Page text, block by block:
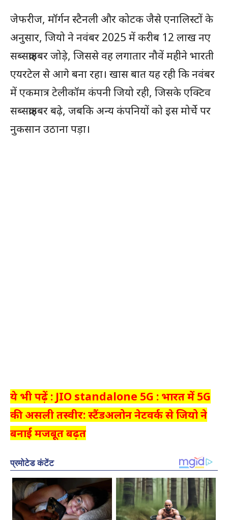
जेफरीज, मॉर्गन स्टैनली और कोटक जैसे एनालिस्टों के
अनुसार, जियो ने नवंबर 2025 में करीब 12 लाख नए
सब्सक्राइबर जोड़े, जिससे वह लगातार नौवें महीने भारती
एयरटेल से आगे बना रहा। खास बात यह रही कि नवंबर
में एकमात्र टेलीकॉम कंपनी जियो रही, जिसके एक्टिव
सब्सक्राइबर बढ़े, जबकि अन्य कंपनियों को इस मोर्चे पर
नुकसान उठाना पड़ा।
ये भी पढ़ें : JIO standalone 5G : भारत में 5G
की असली तस्वीर: स्टैंडअलोन नेटवर्क से जियो ने
बनाई मजबूत बढ़त